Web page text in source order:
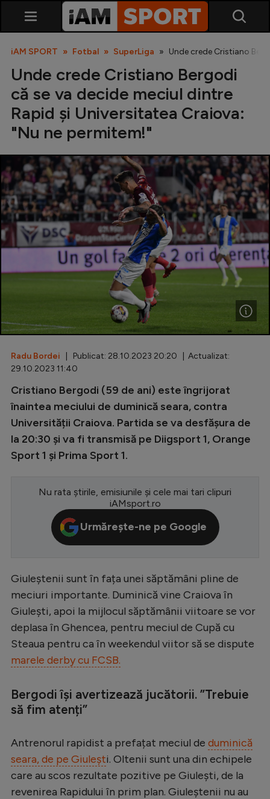
SuperLiga
Liga 2
Cupa României
Echipa Națională
U21
Fotbal feminin
Inedit
Clasamente
Champions League
Europa League
CM 2026
Premier League
LaLiga
Bundesliga
Ligue 1
Campionate
Starurile fotbalului
EURO 2024
Stranieri
Clasamente
Tenis
iAM SPORT Fotbal SuperLiga Unde crede Cristiano
Unde crede Cristiano Bergodi
că se va decide meciul dintre
Rapid și Universitatea Craiova:
"Nu ne permitem!"
Radu Bordei | Publicat: 28.10.2023 20:20 | Actualizat:
29.10.2023 11:40
Cristiano Bergodi (59 de ani) este îngrijorat
înaintea meciului de duminică seara, contra
Universității Craiova. Partida se va desfășura de
la 20:30 și va fi transmisă pe Diigsport 1, Orange
Sport 1 și Prima Sport 1.
Nu rata știrile, emisiunile și cele mai tari clipuri
iAMsport.ro
Urmărește-ne pe Google
Giuleștenii sunt în fața unei săptămâni pline de
meciuri importante. Duminică vine Craiova în
Giulești, apoi la mijlocul săptămânii viitoare se vor
deplasa în Ghencea, pentru meciul de Cupă cu
Steaua pentru ca în weekendul viitor să se dispute
marele derby cu FCSB.
Bergodi își avertizează jucătorii. ”Trebuie
să fim atenți”
Antrenorul rapidist a prefațat meciul de duminică
seara, de pe Giulești. Oltenii sunt una din echipele
care au scos rezultate pozitive pe Giulești, de la
revenirea Rapidului în prim plan. Giuleștenii nu au